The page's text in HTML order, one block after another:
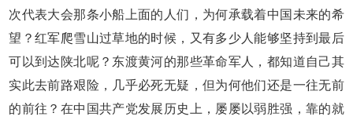
次代表大会那条小船上面的人们，为何承载着中国未来的希
望？红军爬雪山过草地的时候，又有多少人能够坚持到最后
可以到达陕北呢？东渡黄河的那些革命军人，都知道自己其
实此去前路艰险，几乎必死无疑，但为何他们还是一往无前
的前往？在中国共产党发展历史上，屡屡以弱胜强，靠的就